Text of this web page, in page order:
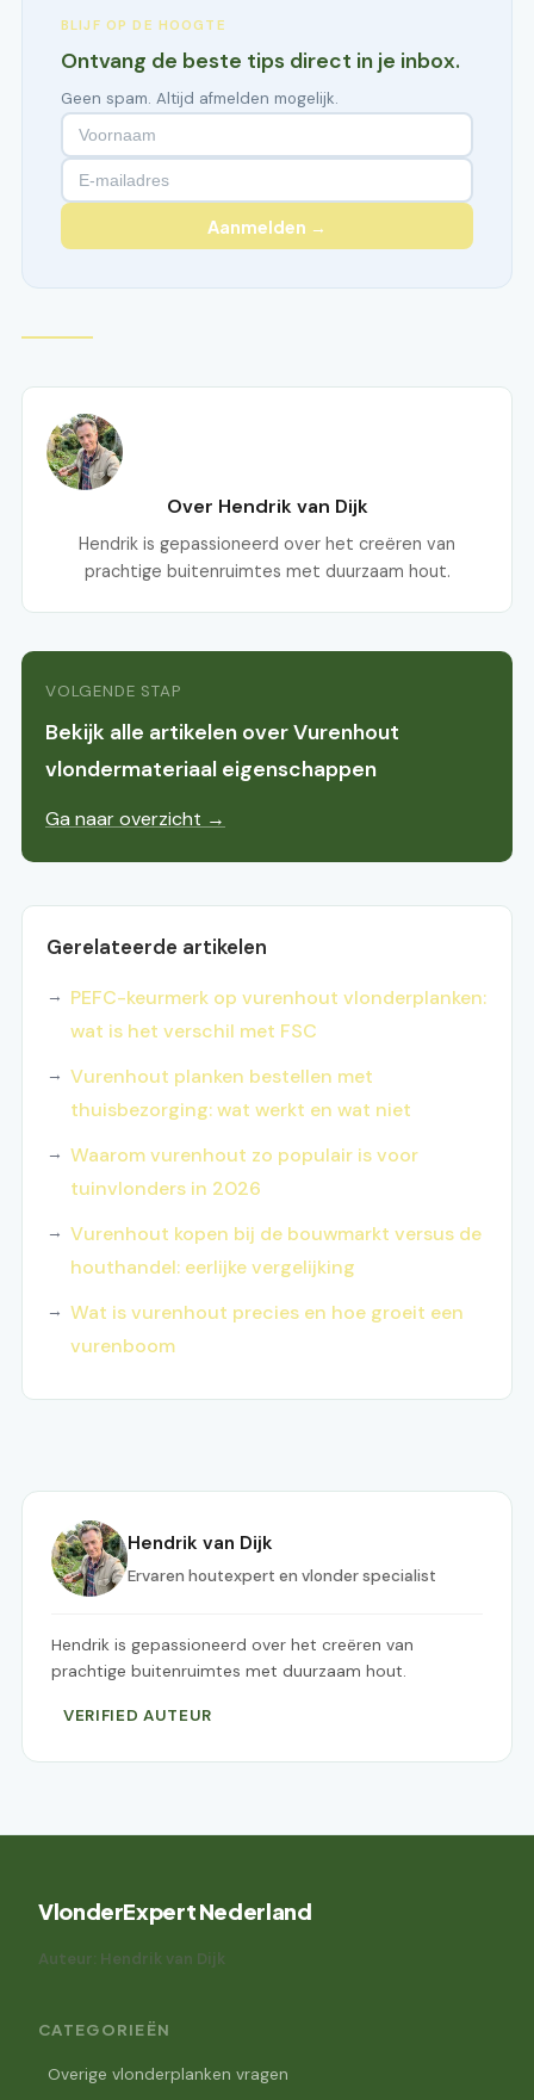
BLIJF OP DE HOOGTE
Ontvang de beste tips direct in je inbox.
Geen spam. Altijd afmelden mogelijk.
Aanmelden →
Over Hendrik van Dijk
Hendrik is gepassioneerd over het creëren van
prachtige buitenruimtes met duurzaam hout.
VOLGENDE STAP
Bekijk alle artikelen over Vurenhout
vlondermateriaal eigenschappen
Ga naar overzicht →
Gerelateerde artikelen
PEFC-keurmerk op vurenhout vlonderplanken:
wat is het verschil met FSC
Vurenhout planken bestellen met
thuisbezorging: wat werkt en wat niet
Waarom vurenhout zo populair is voor
tuinvlonders in 2026
Vurenhout kopen bij de bouwmarkt versus de
houthandel: eerlijke vergelijking
Wat is vurenhout precies en hoe groeit een
vurenboom
Hendrik van Dijk
Ervaren houtexpert en vlonder specialist
Hendrik is gepassioneerd over het creëren van
prachtige buitenruimtes met duurzaam hout.
VERIFIED AUTEUR
VlonderExpert Nederland
Auteur: Hendrik van Dijk
CATEGORIEËN
Overige vlonderplanken vragen